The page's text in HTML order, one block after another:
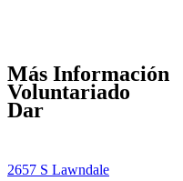
Más Información
Voluntariado
Dar
2657 S Lawndale